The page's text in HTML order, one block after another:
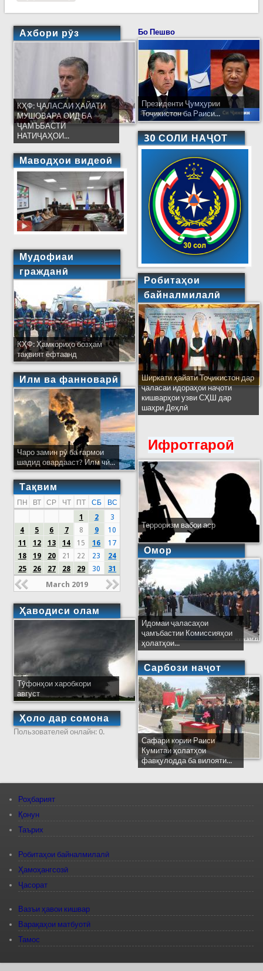
Ахбори рӯз
КҲФ: ҶАЛАСАИ ҲАЙАТИ
МУШОВАРА ОИД БА
ҶАМЪБАСТИ
НАТИҶАҲОИ...
Маводҳои видеоӣ
Мудофиаи
гражданӣ
КҲФ: Ҳамкориҳо бозҳам
тақвият ёфтаанд
Илм ва фанноварӣ
Чаро замин рӯ ба гармои
шадид овардааст? Илм чӣ...
Тақвим
ПН ВТ СР ЧТ ПТ СБ
ВС
1
2
3
4
5 6 7 8 9
10
11
12 13 14 15 16
17
18
19 20 21 22 23
24
25
26 27 28 29 30 31
March 2019
Ҳаводиси олам
Тӯфонҳои харобкори
август
Ҳоло дар сомона
Пользователей онлайн: 0.
Бо Пешво
Президенти Ҷумҳурии
Тоҷикистон ба Раиси...
30 СОЛИ НАҶОТ
Робитаҳои
байналмилалӣ
Ширкати ҳайати Тоҷикистон дар
ҷаласаи идораҳои наҷоти
кишварҳои узви СҲШ дар
шаҳри Деҳлӣ
Ифротгароӣ
Терроризм вабои аср
Омор
Идомаи ҷаласаҳои
ҷамъбастии Комиссияҳои
ҳолатҳои...
Сарбози наҷот
Сафари кории Раиси
Кумитаи ҳолатҳои
фавқулодда ба вилояти...
Роҳбарият
Қонун
Таърих
Робитаҳои байналмилалӣ
Ҳамоҳангсозӣ
Ҷасорат
Вазъи ҳавои кишвар
Варақаҳои матбуотӣ
Тамос